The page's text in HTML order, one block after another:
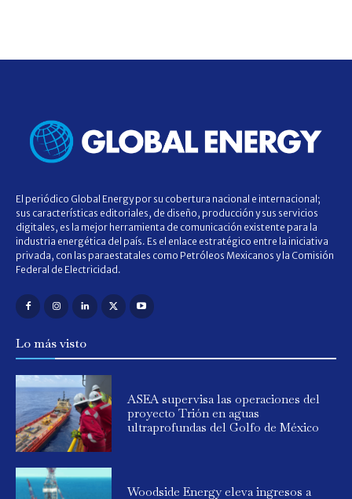
El periódico Global Energy por su cobertura nacional e internacional;
sus características editoriales, de diseño, producción y sus servicios
digitales, es la mejor herramienta de comunicación existente para la
industria energética del país. Es el enlace estratégico entre la iniciativa
privada, con las paraestatales como Petróleos Mexicanos y la Comisión
Federal de Electricidad.
Lo más visto
ASEA supervisa las operaciones del
proyecto Trión en aguas
ultraprofundas del Golfo de México
Woodside Energy eleva ingresos a